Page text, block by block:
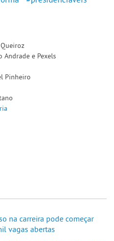
Andrade e Pexels
Pinheiro
na carreira pode começar
vagas abertas